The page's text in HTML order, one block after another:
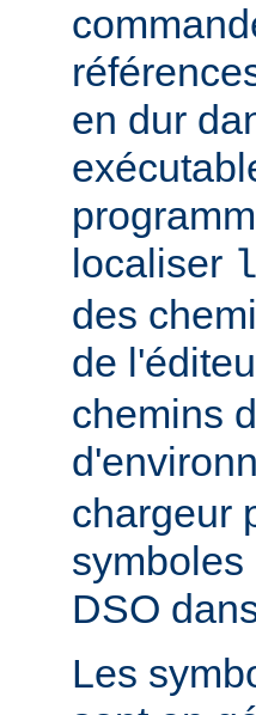
en dur
localiser
des
de
chemins
chargeur
DSO
Les